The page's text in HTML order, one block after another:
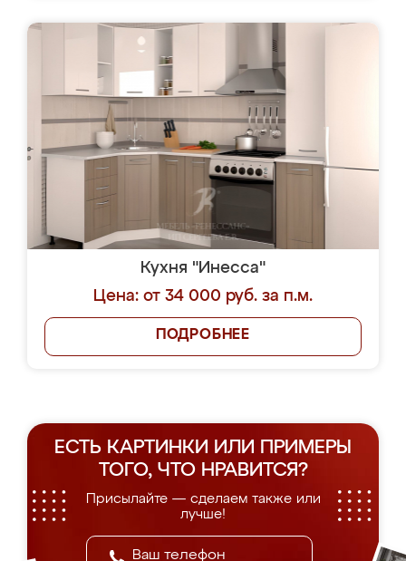
Кухня "Инесса"
Цена: от 34 000 руб. за п.м.
ПОДРОБНЕЕ
ЕСТЬ КАРТИНКИ ИЛИ ПРИМЕРЫ
ТОГО, ЧТО НРАВИТСЯ?
Присылайте — сделаем также или
лучше!